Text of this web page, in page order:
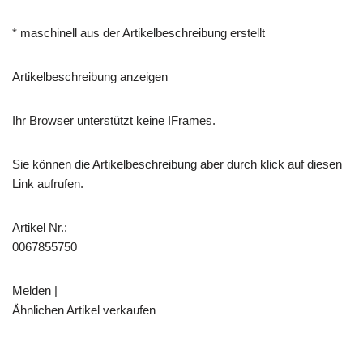
* maschinell aus der Artikelbeschreibung erstellt
Artikelbeschreibung anzeigen
Ihr Browser unterstützt keine IFrames.
Sie können die Artikelbeschreibung aber durch klick auf diesen
Link aufrufen.
Artikel Nr.:
0067855750
Melden |
Ähnlichen Artikel verkaufen